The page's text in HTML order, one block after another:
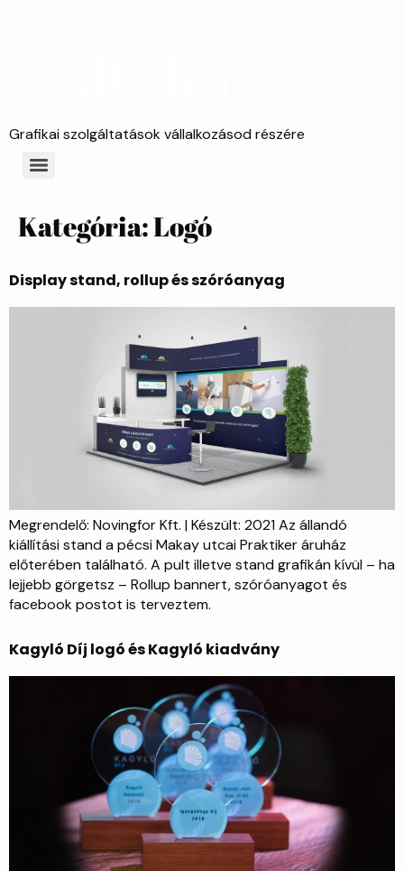
Grafikai szolgáltatások vállalkozásod részére
Kategória:Logó
Display stand, rollup és szóróanyag
Megrendelő: Novingfor Kft. | Készült: 2021 Az állandó
kiállítási stand a pécsi Makay utcai Praktiker áruház
előterében található. A pult illetve stand grafikán kívül – ha
lejjebb görgetsz – Rollup bannert, szóróanyagot és
facebook postot is terveztem.
Kagyló Díj logó és Kagyló kiadvány